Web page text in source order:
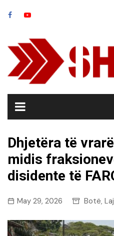
Dhjetëra të
midis
disidente të
May 29, 2026 Botë,